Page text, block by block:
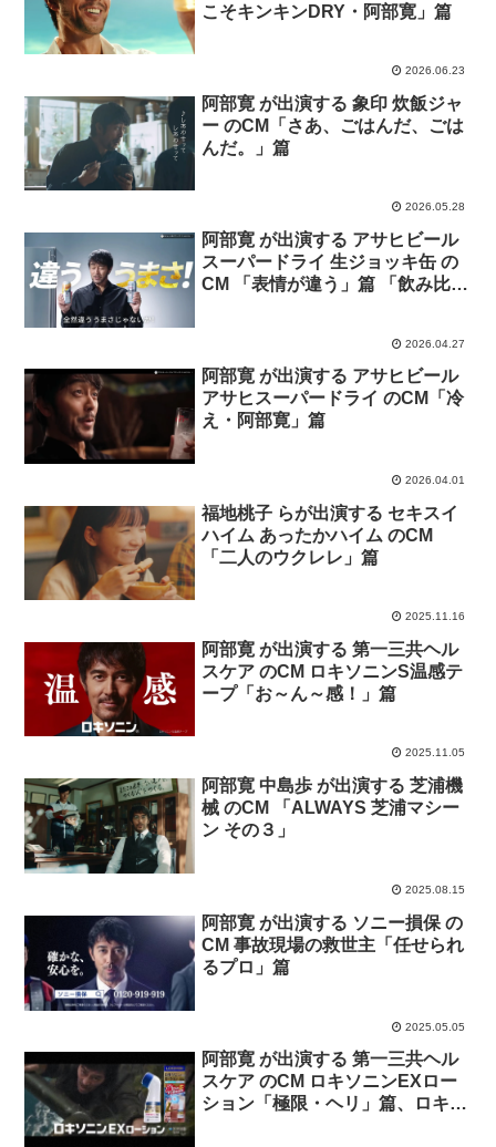
こそキンキンDRY・阿部寛」篇
2026.06.23
阿部寛 が出演する 象印 炊飯ジャ
ー のCM「さあ、ごはんだ、ごは
んだ。」篇
2026.05.28
阿部寛 が出演する アサヒビール
スーパードライ 生ジョッキ缶 の
CM 「表情が違う」篇 「飲み比
2026.04.27
阿部寛 が出演する アサヒビール
アサヒスーパードライ のCM「冷
え・阿部寛」篇
2026.04.01
福地桃子 らが出演する セキスイ
ハイム あったかハイム のCM
「二人のウクレレ」篇
2025.11.16
阿部寛 が出演する 第一三共ヘル
スケア のCM ロキソニンS温感テ
ープ「お～ん～感！」篇
2025.11.05
阿部寛 中島歩 が出演する 芝浦機
械 のCM 「ALWAYS 芝浦マシー
ン その３」
2025.08.15
阿部寛 が出演する ソニー損保 の
CM 事故現場の救世主「任せられ
るプロ」篇
2025.05.05
阿部寛 が出演する 第一三共ヘル
スケア のCM ロキソニンEXロー
ション「極限・ヘリ」篇、ロキソ